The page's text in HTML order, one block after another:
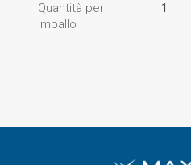
Quantità per
Imballo
1